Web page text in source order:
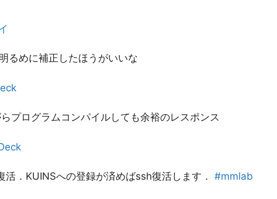
るめに補正したほうがいいな
プログラムコンパイルしても余裕のレスポンス
活．KUINSへの登録が済めばssh復活します． #mmlab